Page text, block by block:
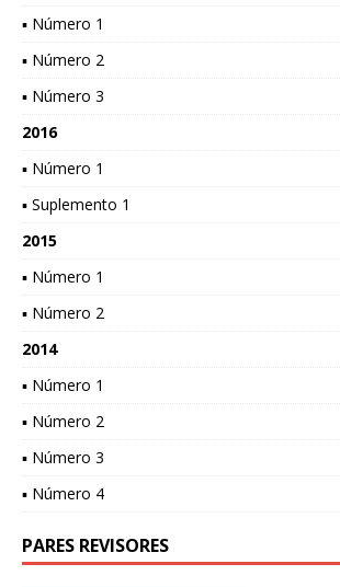
▪ Número 1
▪ Número 2
▪ Número 3
2016
▪ Número 1
▪ Suplemento 1
2015
▪ Número 1
▪ Número 2
2014
▪ Número 1
▪ Número 2
▪ Número 3
▪ Número 4
PARES REVISORES